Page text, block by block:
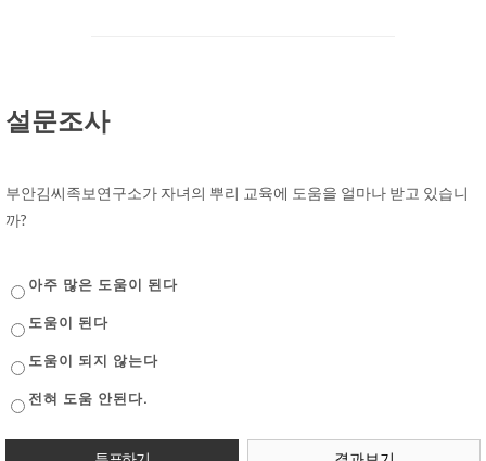
설문조사
부안김씨족보연구소가 자녀의 뿌리 교육에 도움을 얼마나 받고 있습니
까?
아주 많은 도움이 된다
도움이 된다
도움이 되지 않는다
전혀 도움 안된다.